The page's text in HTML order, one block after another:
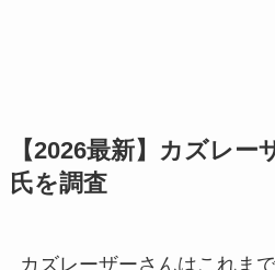
【2026最新】カズレー
氏を調査
カズレーザーさんはこれま